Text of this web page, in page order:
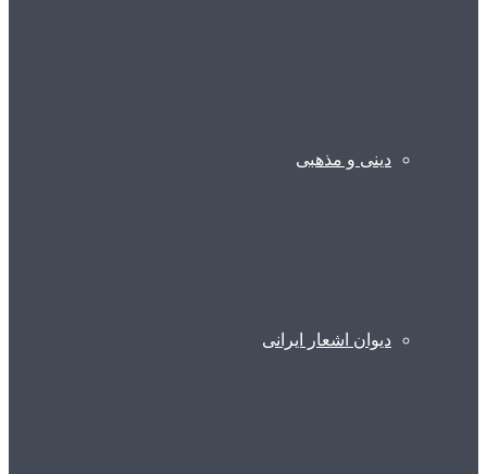
دینی و مذهبی
دیوان اشعار ایرانی